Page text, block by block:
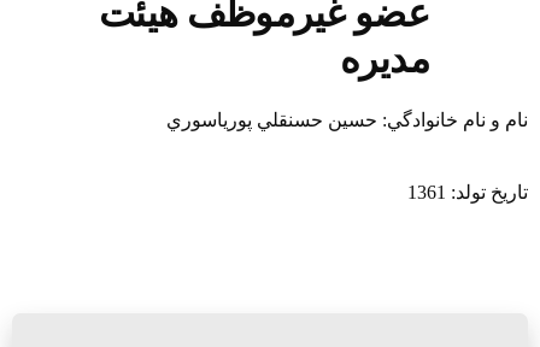
عضو غیرموظف هیئت
مدیره
نام و نام خانوادگي: حسين حسنقلي پورياسوري
تاریخ تولد: 1361